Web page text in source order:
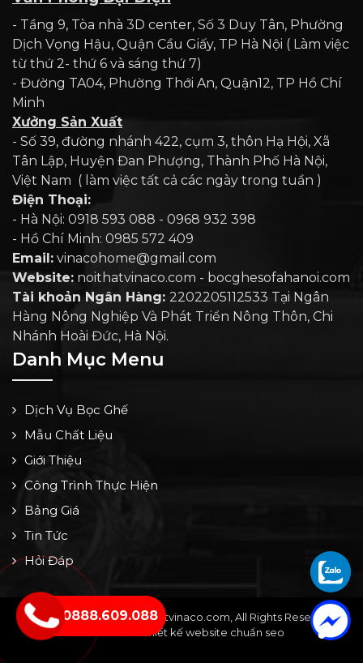
- Tầng 9, Tòa nhà 3D center, Số 3 Duy Tân, Phường
Dịch Vọng Hậu, Quận Cầu Giấy, TP Hà Nội ( Làm việc
từ thứ 2- thứ 6 và sáng thứ 7)
- Đường TA04, Phường Thới An, Quận12, TP Hồ Chí
Minh
Xưởng Sản Xuất
- Số 39, đường nhánh 422, cụm 3, thôn Hạ Hội, Xã
Tân Lập, Huyện Đan Phượng, Thành Phố Hà Nội,
Việt Nam ( làm việc tất cả các ngày trong tuần )
Điện Thoại:
- Hà Nội: 0918 593 088 - 0968 932 398
- Hồ Chí Minh: 0985 572 409
Email: vinacohome@gmail.com
Website: noithatvinaco.com - bocghesofahanoi.com
Tài khoản Ngân Hàng: 2202205112533 Tại Ngân
Hàng Nông Nghiệp Và Phát Triển Nông Thôn, Chi
Nhánh Hoài Đức, Hà Nội.
Danh Mục Menu
Dịch Vụ Bọc Ghế
Mẫu Chất Liệu
Giới Thiệu
Công Trình Thực Hiện
Bảng Giá
Tin Tức
Hỏi Đáp
Copyright © 2024 by noithatvinaco.com, All Rights Reserved -
Thiết kế bởi: Thiết kế website chuẩn seo
0888.609.088